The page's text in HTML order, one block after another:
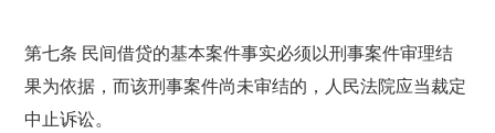
第七条 民间借贷的基本案件事实必须以刑事案件审理结
果为依据，而该刑事案件尚未审结的，人民法院应当裁定
中止诉讼。